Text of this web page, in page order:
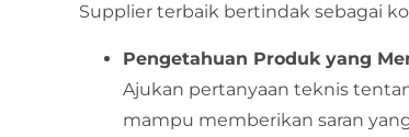
Supplier terbaik bertindak sebagai
Pengetahuan Produk yang
Ajukan pertanyaan teknis
mampu memberikan saran